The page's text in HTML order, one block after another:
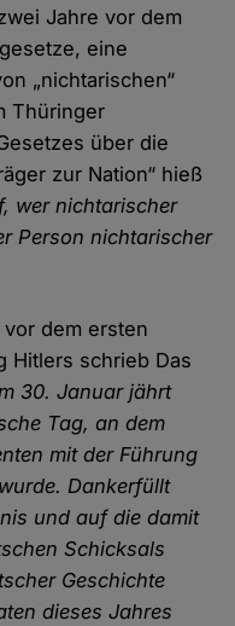
Jahre vor dem
eine
„nichtarischen“
Thüringer
über die
zur Nation“ hieß
wer nichtarischer
Person nichtarischer
dem ersten
Hitlers schrieb Das
30. Januar jährt
Tag, an dem
mit der Führung
Dankerfüllt
und auf die damit
Schicksals
Geschichte
dieses Jahres